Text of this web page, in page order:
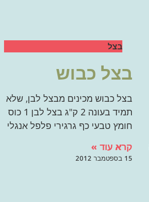
בצל
בצל כבוש
בצל כבוש מכינים מבצל לבן, שלא
תמיד בעונה 2 ק"ג בצל לבן 1 כוס
חומץ טבעי כף גרגירי פלפל אנגלי
קרא עוד »
15 בספטמבר 2012